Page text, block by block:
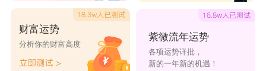
财富运势
分析你的财富高度
紫微流年运势
各项运势详批，
新的一年新的机遇！